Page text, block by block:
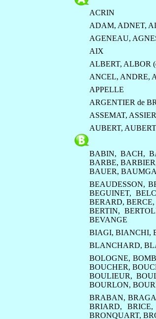
ACRIN
ADAM, ADNET,
AGENEAU,
AIX
ALBERT, ALBOR
ANCEL, ANDRE,
APPELLE
ARGENTIER de
ASSEMAT,
AUBERT,
BABIN, BACH,
BARBE, BARBIER
BAUER,
BEAUDESSON,
BEGUINET,
BERARD, BERCE
BERTIN,
BEVANGE
BIAGI, BIANCHI,
BLANCHARD,
BOLOGNE,
BOUCHER,
BOULIEUR,
BOURLON,
BRABAN,
BRIARD, BRICE,
BRONQUART,